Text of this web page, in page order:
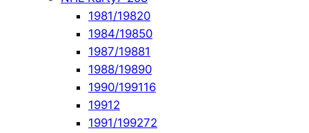
1981/19820
1984/19850
1987/19881
1988/19890
1990/199116
19912
1991/199272